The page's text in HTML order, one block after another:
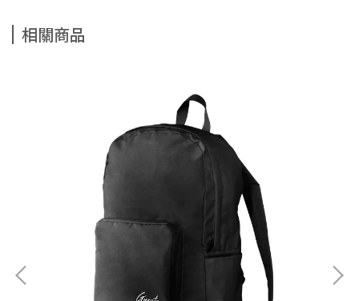
相關商品
遊